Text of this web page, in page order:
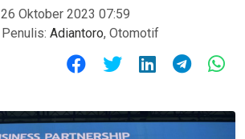
26 Oktober 2023 07:59
Penulis: Adiantoro, Otomotif